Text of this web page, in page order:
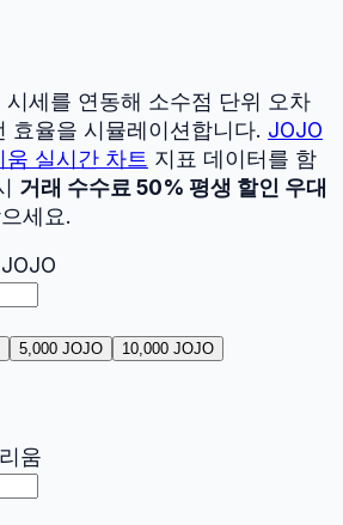
세를 연동해 소수점 단위 오차
효율을 시뮬레이션합니다. JOJO
움 실시간 차트 지표 데이터를 함
거래 수수료 50% 평생 할인 우대
세요.
JOJO
5,000 JOJO 10,000 JOJO
움